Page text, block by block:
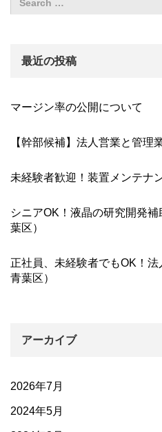
最近の投稿
マージン率の公開について
【幹部候補】法人営業と管理
未経験者歓迎！装置メンテナ
シニアOK！液晶の研究開発
葉区）
正社員、未経験者でもOK！
青葉区）
アーカイブ
2026年7月
2024年5月